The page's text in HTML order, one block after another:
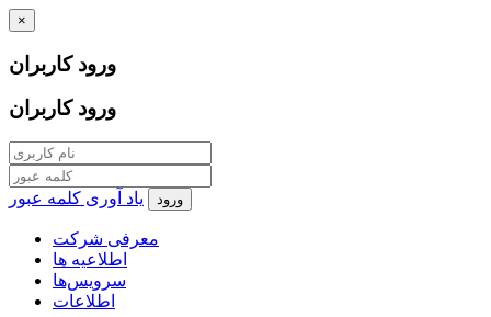
×
ورود کاربران
ورود کاربران
یاد آوری کلمه عبور
معرفی شرکت
اطلاعیه ها
سرویس‌ها
اطلاعات